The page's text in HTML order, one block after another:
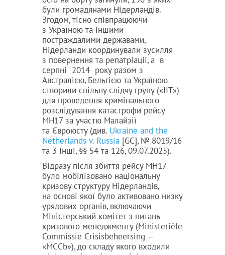
були громадянами Нідерландів.
Згодом, тісно співпрацюючи
з Україною та іншими
постраждалими державами,
Нідерланди координували зусилля
з повернення та репатріації, а в
серпні 2014 року разом з
Австралією, Бельгією та Україною
створили спільну слідчу групу («JIT»)
для проведення кримінального
розслідування катастрофи рейсу
MH17 за участю Малайзії
та Євроюсту (див. Ukraine and the
Netherlands v. Russia [GC], № 8019/16
та 3 інші, §§ 54 та 126, 09.07.2025).
Відразу після збиття рейсу MH17
було мобілізовано національну
кризову структуру Нідерландів,
на основі якої було активовано низку
урядових органів, включаючи
Міністерський комітет з питань
кризового менеджменту (Ministeriële
Commissie Crisisbeheersing —
«MCCb»), до складу якого входили